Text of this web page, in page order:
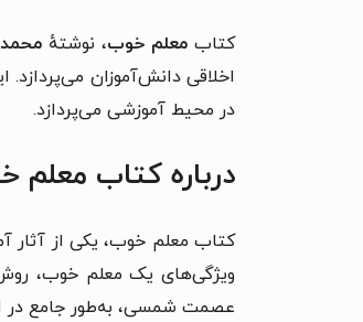
کتاب معلم خوب، نوشتهٔ
اخلاقی دانش‌آموزان
در محیط آموزشی می‌پردازد.
درباره کتاب معلم
کتاب معلم خوب، یکی از آثار
ویژگی‌های یک معلم خوب،
عصمت شمسی، به‌طور جامع در